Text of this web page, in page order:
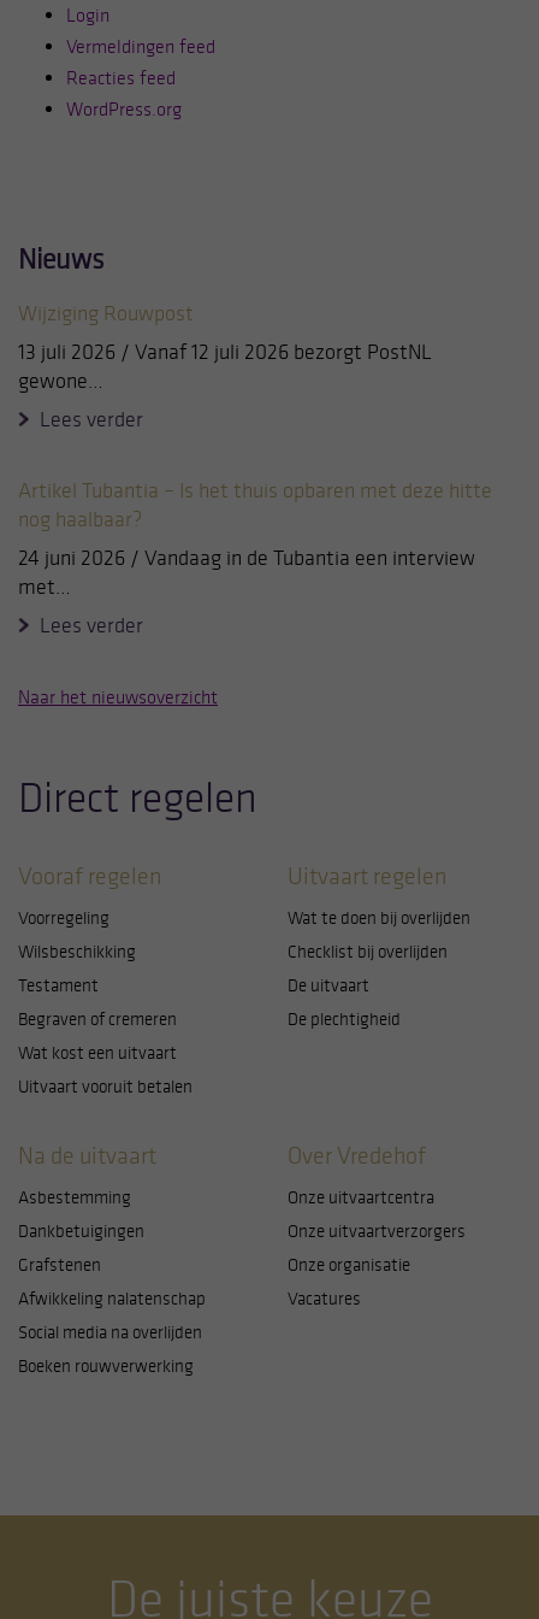
Login
Vermeldingen feed
Reacties feed
WordPress.org
Nieuws
Wijziging Rouwpost
13 juli 2026 / Vanaf 12 juli 2026 bezorgt PostNL
gewone…
Lees verder
Artikel Tubantia – Is het thuis opbaren met deze hitte
nog haalbaar?
24 juni 2026 / Vandaag in de Tubantia een interview
met…
Lees verder
Naar het nieuwsoverzicht
Direct regelen
Vooraf regelen
Voorregeling
Wilsbeschikking
Testament
Begraven of cremeren
Wat kost een uitvaart
Uitvaart vooruit betalen
Uitvaart regelen
Wat te doen bij overlijden
Checklist bij overlijden
De uitvaart
De plechtigheid
Na de uitvaart
Asbestemming
Dankbetuigingen
Grafstenen
Afwikkeling nalatenschap
Social media na overlijden
Boeken rouwverwerking
Over Vredehof
Onze uitvaartcentra
Onze uitvaartverzorgers
Onze organisatie
Vacatures
De juiste keuze